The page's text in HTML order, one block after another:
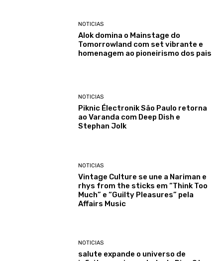
NOTICIAS
Alok domina o Mainstage do
Tomorrowland com set vibrante e
homenagem ao pioneirismo dos pais
NOTICIAS
Piknic Électronik São Paulo retorna
ao Varanda com Deep Dish e
Stephan Jolk
NOTICIAS
Vintage Culture se une a Nariman e
rhys from the sticks em “Think Too
Much” e “Guilty Pleasures” pela
Affairs Music
NOTICIAS
salute expande o universo de